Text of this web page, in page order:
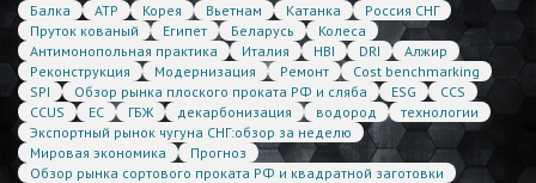
Балка
АТР Корея Вьетнам Катанка
Россия СНГ
Пруток кованый
Египет Беларусь
Колеса
Антимонопольная практика
Италия HBI DRI
Алжир
Реконструкция
Модернизация Ремонт
Cost benchmarking
SPI
Обзор рынка плоского проката РФ и сляба ESG
CCS
CCUS
ЕС ГБЖ декарбонизация водород
технологии
Экспортный рынок чугуна СНГ:обзор за неделю
Мировая экономика
Прогноз
Обзор рынка сортового проката РФ и квадратной заготовки